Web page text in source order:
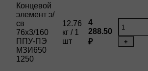
Концевой
элемент э/
св
76х3/160
ППУ-ПЭ
МЗИ650
1250
12.76
кг / 1
шт
4
288.50
₽
+